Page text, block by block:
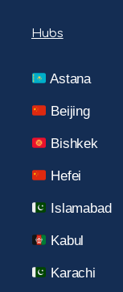
Hubs
Astana
Beijing
Bishkek
Hefei
Islamabad
Kabul
Karachi